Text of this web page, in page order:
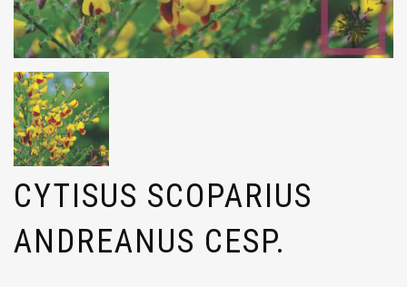
CYTISUS SCOPARIUS
ANDREANUS CESP.